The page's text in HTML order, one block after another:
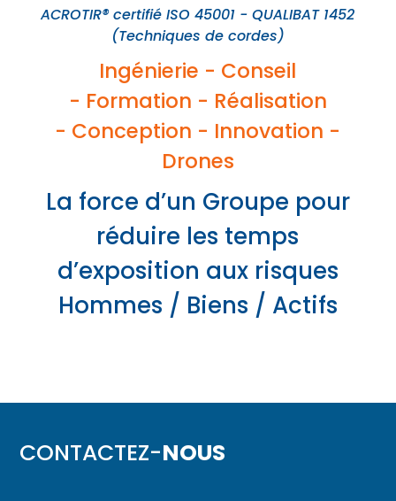
ACROTIR® certifié ISO 45001 - QUALIBAT 1452
(Techniques de cordes)
Ingénierie - Conseil
- Formation - Réalisation
- Conception - Innovation -
Drones
La force d’un Groupe pour
réduire les temps
d’exposition aux risques
Hommes / Biens / Actifs
CONTACTEZ-NOUS